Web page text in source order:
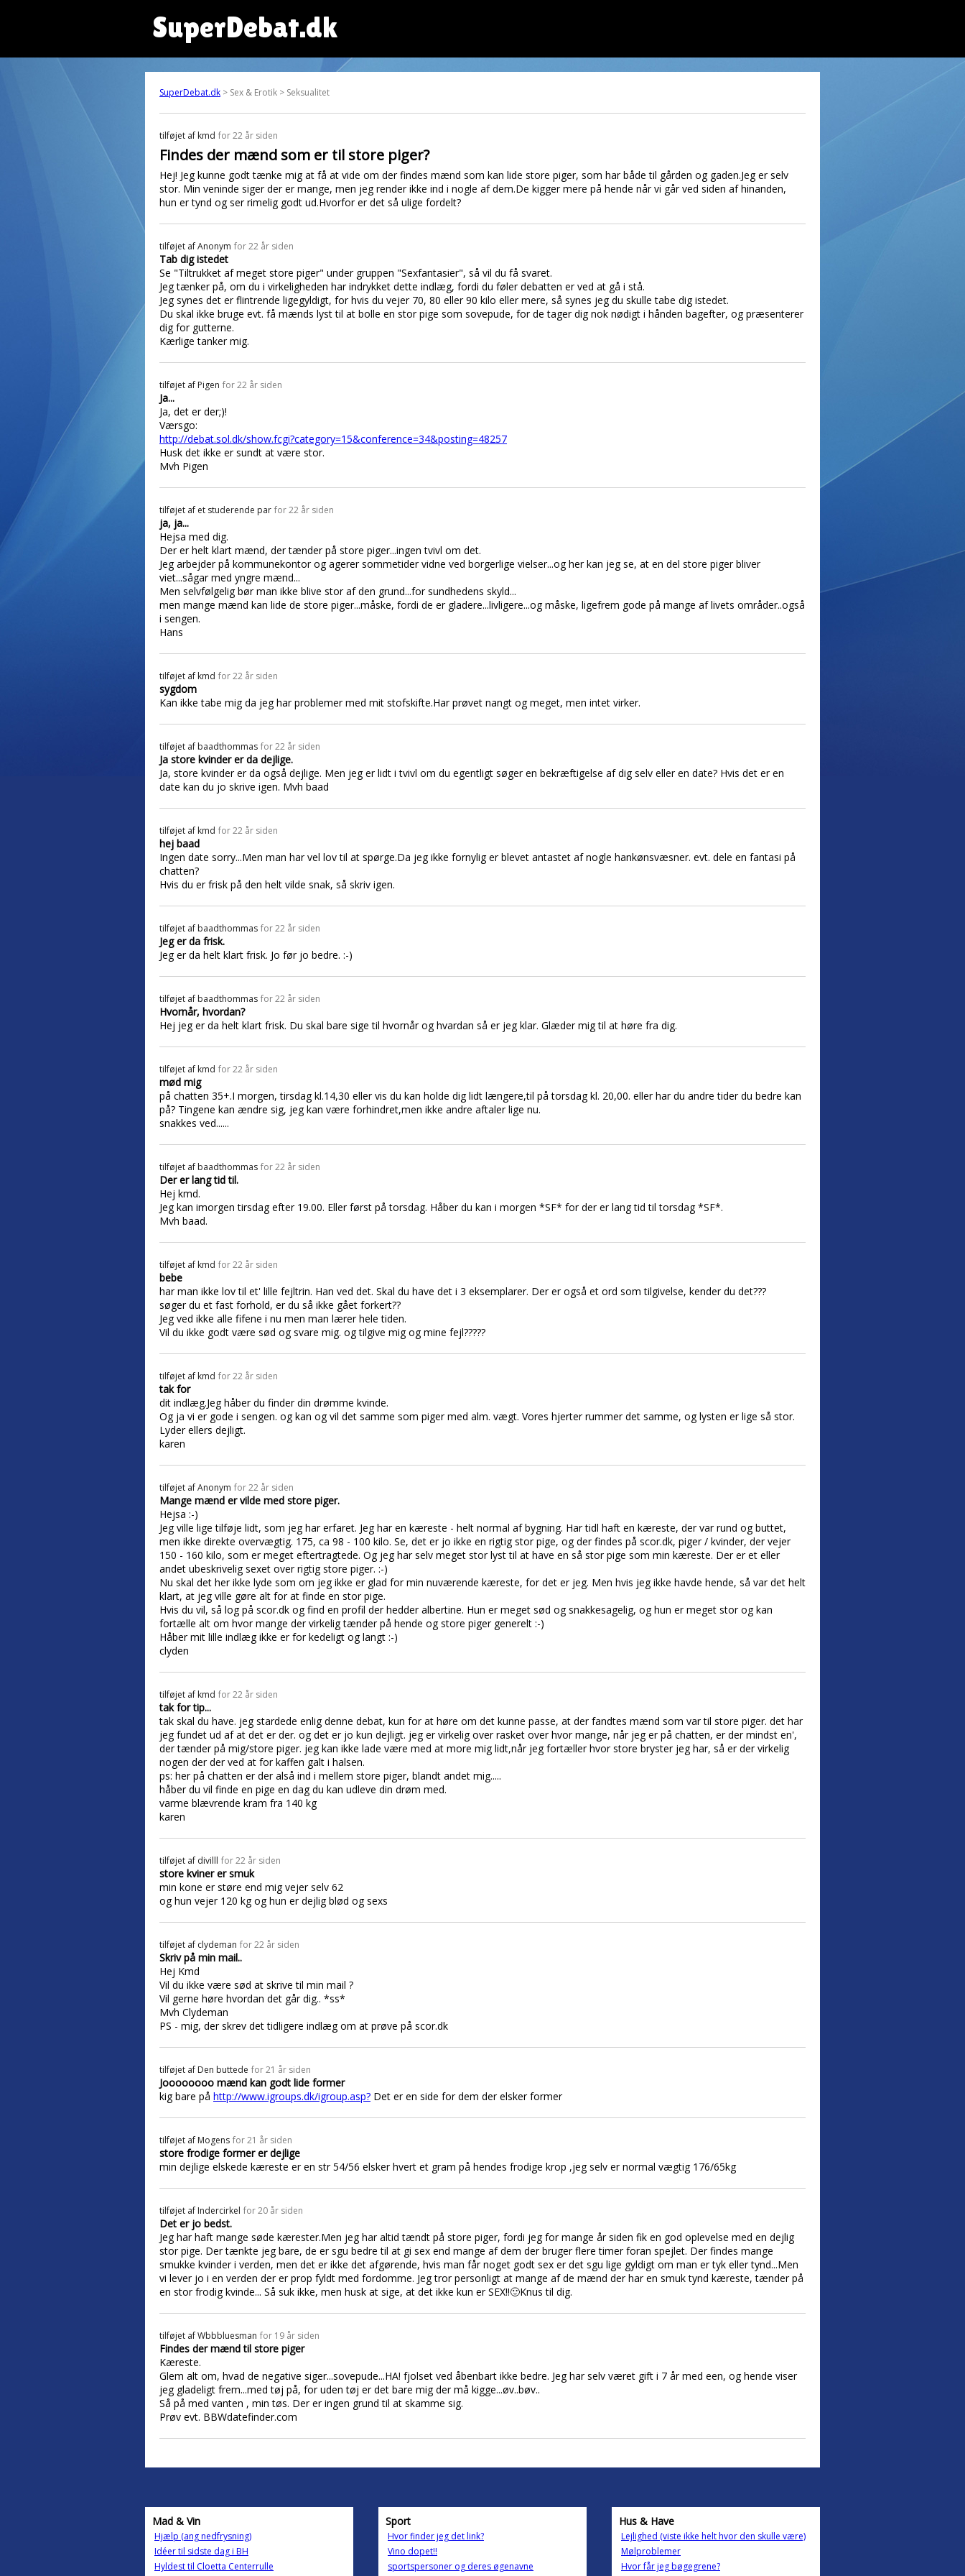
SuperDebat.dk
SuperDebat.dk > Sex & Erotik > Seksualitet
tilføjet af kmd for 22 år siden
Findes der mænd som er til store piger?
Hej! Jeg kunne godt tænke mig at få at vide om der findes mænd som kan lide store piger, som har både til gården og gaden.Jeg er selv
stor. Min veninde siger der er mange, men jeg render ikke ind i nogle af dem.De kigger mere på hende når vi går ved siden af hinanden,
hun er tynd og ser rimelig godt ud.Hvorfor er det så ulige fordelt?
tilføjet afAnonym for 22 år siden
Tab dig istedet
Se "Tiltrukket af meget store piger" under gruppen "Sexfantasier", så vil du få svaret.
Jeg tænker på, om du i virkeligheden har indrykket dette indlæg, fordi du føler debatten er ved at gå i stå.
Jeg synes det er flintrende ligegyldigt, for hvis du vejer 70, 80 eller 90 kilo eller mere, så synes jeg du skulle tabe dig istedet.
Du skal ikke bruge evt. få mænds lyst til at bolle en stor pige som sovepude, for de tager dig nok nødigt i hånden bagefter, og præsenterer
dig for gutterne.
Kærlige tanker mig.
tilføjet af Pigen for 22 år siden
Ja...
Ja, det er der;)!
Værsgo:
http://debat.sol.dk/show.fcgi?category=15&conference=34&posting=48257
Husk det ikke er sundt at være stor.
Mvh Pigen
tilføjet af et studerende par for 22 år siden
ja, ja...
Hejsa med dig.
Der er helt klart mænd, der tænder på store piger...ingen tvivl om det.
Jeg arbejder på kommunekontor og agerer sommetider vidne ved borgerlige vielser...og her kan jeg se, at en del store piger bliver
viet...sågar med yngre mænd...
Men selvfølgelig bør man ikke blive stor af den grund...for sundhedens skyld...
men mange mænd kan lide de store piger...måske, fordi de er gladere...livligere...og måske, ligefrem gode på mange af livets områder..også
i sengen.
Hans
tilføjet af kmd for 22 år siden
sygdom
Kan ikke tabe mig da jeg har problemer med mit stofskifte.Har prøvet nangt og meget, men intet virker.
tilføjet af baadthommas for 22 år siden
Ja store kvinder er da dejlige.
Ja, store kvinder er da også dejlige. Men jeg er lidt i tvivl om du egentligt søger en bekræftigelse af dig selv eller en date? Hvis det er en
date kan du jo skrive igen. Mvh baad
tilføjet af kmd for 22 år siden
hej baad
Ingen date sorry...Men man har vel lov til at spørge.Da jeg ikke fornylig er blevet antastet af nogle hankønsvæsner. evt. dele en fantasi på
chatten?
Hvis du er frisk på den helt vilde snak, så skriv igen.
tilføjet af baadthommas for 22 år siden
Jeg er da frisk.
Jeg er da helt klart frisk. Jo før jo bedre. :-)
tilføjet af baadthommas for 22 år siden
Hvornår, hvordan?
Hej jeg er da helt klart frisk. Du skal bare sige til hvornår og hvardan så er jeg klar. Glæder mig til at høre fra dig.
tilføjet af kmd for 22 år siden
mød mig
på chatten 35+.I morgen, tirsdag kl.14,30 eller vis du kan holde dig lidt længere,til på torsdag kl. 20,00. eller har du andre tider du bedre kan
på? Tingene kan ændre sig, jeg kan være forhindret,men ikke andre aftaler lige nu.
snakkes ved......
tilføjet af baadthommas for 22 år siden
Der er lang tid til.
Hej kmd.
Jeg kan imorgen tirsdag efter 19.00. Eller først på torsdag. Håber du kan i morgen *SF* for der er lang tid til torsdag *SF*.
Mvh baad.
tilføjet af kmd for 22 år siden
bebe
har man ikke lov til et' lille fejltrin. Han ved det. Skal du have det i 3 eksemplarer. Der er også et ord som tilgivelse, kender du det???
søger du et fast forhold, er du så ikke gået forkert??
Jeg ved ikke alle fifene i nu men man lærer hele tiden.
Vil du ikke godt være sød og svare mig. og tilgive mig og mine fejl?????
tilføjet af kmd for 22 år siden
tak for
dit indlæg.Jeg håber du finder din drømme kvinde.
Og ja vi er gode i sengen. og kan og vil det samme som piger med alm. vægt. Vores hjerter rummer det samme, og lysten er lige så stor.
Lyder ellers dejligt.
karen
tilføjet afAnonym for 22 år siden
Mange mænd er vilde med store piger.
Hejsa :-)
Jeg ville lige tilføje lidt, som jeg har erfaret. Jeg har en kæreste - helt normal af bygning. Har tidl haft en kæreste, der var rund og buttet,
men ikke direkte overvægtig. 175, ca 98 - 100 kilo. Se, det er jo ikke en rigtig stor pige, og der findes på scor.dk, piger / kvinder, der vejer
150 - 160 kilo, som er meget eftertragtede. Og jeg har selv meget stor lyst til at have en så stor pige som min kæreste. Der er et eller
andet ubeskrivelig sexet over rigtig store piger. :-)
Nu skal det her ikke lyde som om jeg ikke er glad for min nuværende kæreste, for det er jeg. Men hvis jeg ikke havde hende, så var det helt
klart, at jeg ville gøre alt for at finde en stor pige.
Hvis du vil, så log på scor.dk og find en profil der hedder albertine. Hun er meget sød og snakkesagelig, og hun er meget stor og kan
fortælle alt om hvor mange der virkelig tænder på hende og store piger generelt :-)
Håber mit lille indlæg ikke er for kedeligt og langt :-)
clyden
tilføjet af kmd for 22 år siden
tak for tip...
tak skal du have. jeg stardede enlig denne debat, kun for at høre om det kunne passe, at der fandtes mænd som var til store piger. det har
jeg fundet ud af at det er der. og det er jo kun dejligt. jeg er virkelig over rasket over hvor mange, når jeg er på chatten, er der mindst en',
der tænder på mig/store piger. jeg kan ikke lade være med at more mig lidt,når jeg fortæller hvor store bryster jeg har, så er der virkelig
nogen der der ved at for kaffen galt i halsen.
ps: her på chatten er der alså ind i mellem store piger, blandt andet mig.....
håber du vil finde en pige en dag du kan udleve din drøm med.
varme blævrende kram fra 140 kg
karen
tilføjet af divilll for 22 år siden
store kviner er smuk
min kone er støre end mig vejer selv 62
og hun vejer 120 kg og hun er dejlig blød og sexs
tilføjet af clydeman for 22 år siden
Skriv på min mail..
Hej Kmd
Vil du ikke være sød at skrive til min mail ?
Vil gerne høre hvordan det går dig.. *ss*
Mvh Clydeman
PS - mig, der skrev det tidligere indlæg om at prøve på scor.dk
tilføjet af Den buttede for 21 år siden
Joooooooo mænd kan godt lide former
kig bare på http://www.igroups.dk/igroup.asp? Det er en side for dem der elsker former
tilføjet af Mogens for 21 år siden
store frodige former er dejlige
min dejlige elskede kæreste er en str 54/56 elsker hvert et gram på hendes frodige krop ,jeg selv er normal vægtig 176/65kg
tilføjet af Indercirkel for 20 år siden
Det er jo bedst.
Jeg har haft mange søde kærester.Men jeg har altid tændt på store piger, fordi jeg for mange år siden fik en god oplevelse med en dejlig
stor pige. Der tænkte jeg bare, de er sgu bedre til at gi sex end mange af dem der bruger flere timer foran spejlet. Der findes mange
smukke kvinder i verden, men det er ikke det afgørende, hvis man får noget godt sex er det sgu lige gyldigt om man er tyk eller tynd...Men
vi lever jo i en verden der er prop fyldt med fordomme. Jeg tror personligt at mange af de mænd der har en smuk tynd kæreste, tænder på
en stor frodig kvinde... Så suk ikke, men husk at sige, at det ikke kun er SEX!!🙂Knus til dig.
tilføjet afWbbbluesman for 19 år siden
Findes der mænd til store piger
Kæreste.
Glem alt om, hvad de negative siger...sovepude...HA! fjolset ved åbenbart ikke bedre. Jeg har selv været gift i 7 år med een, og hende viser
jeg gladeligt frem...med tøj på, for uden tøj er det bare mig der må kigge...øv..bøv..
Så på med vanten , min tøs. Der er ingen grund til at skamme sig.
Prøv evt. BBWdatefinder.com
Mad & Vin
Hjælp (ang nedfrysning)
Idéer til sidste dag i BH
Hyldest til Cloetta Centerrulle
Sport
Hvor finder jeg det link?
Vino dopet!!
sportspersoner og deres øgenavne
Hus & Have
Lejlighed (viste ikke helt hvor den skulle være)
Mølproblemer
Hvor får jeg bøgegrene?